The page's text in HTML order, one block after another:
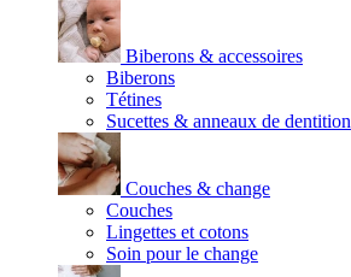
Biberons & accessoires
Biberons
Tétines
Sucettes & anneaux de dentition
Couches & change
Couches
Lingettes et cotons
Soin pour le change